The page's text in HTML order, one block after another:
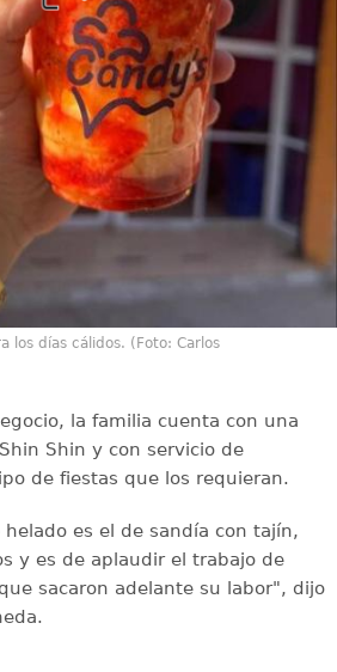
los días cálidos. (Foto: Carlos
la familia cuenta con una
Shin y con servicio de
de fiestas que los requieran.
es el de sandía con tajín,
y es de aplaudir el trabajo de
sacaron adelante su labor", dijo